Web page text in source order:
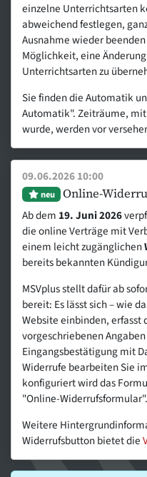
einzelne Unterrichtsarten
abweichend festlegen,
Ausnahme wieder
Möglichkeit, eine
Unterrichtsarten zu
Sie finden die Automatik
Automatik". Zeiträume,
wurde, werden vor
09.06.2026 10:00
neu Online-
Ab dem 19. Juni 2026
die online Verträge mit
einem leicht zugänglichen
bereits bekannten
MSVplus stellt dafür ab
bereit: Es lässt sich – wie
Website einbinden, erfasst
vorgeschriebenen
Eingangsbestätigung mit
Widerrufe bearbeiten Sie
konfiguriert wird das
"Online-Widerrufsformular".
Weitere
Widerrufsbutton bietet die